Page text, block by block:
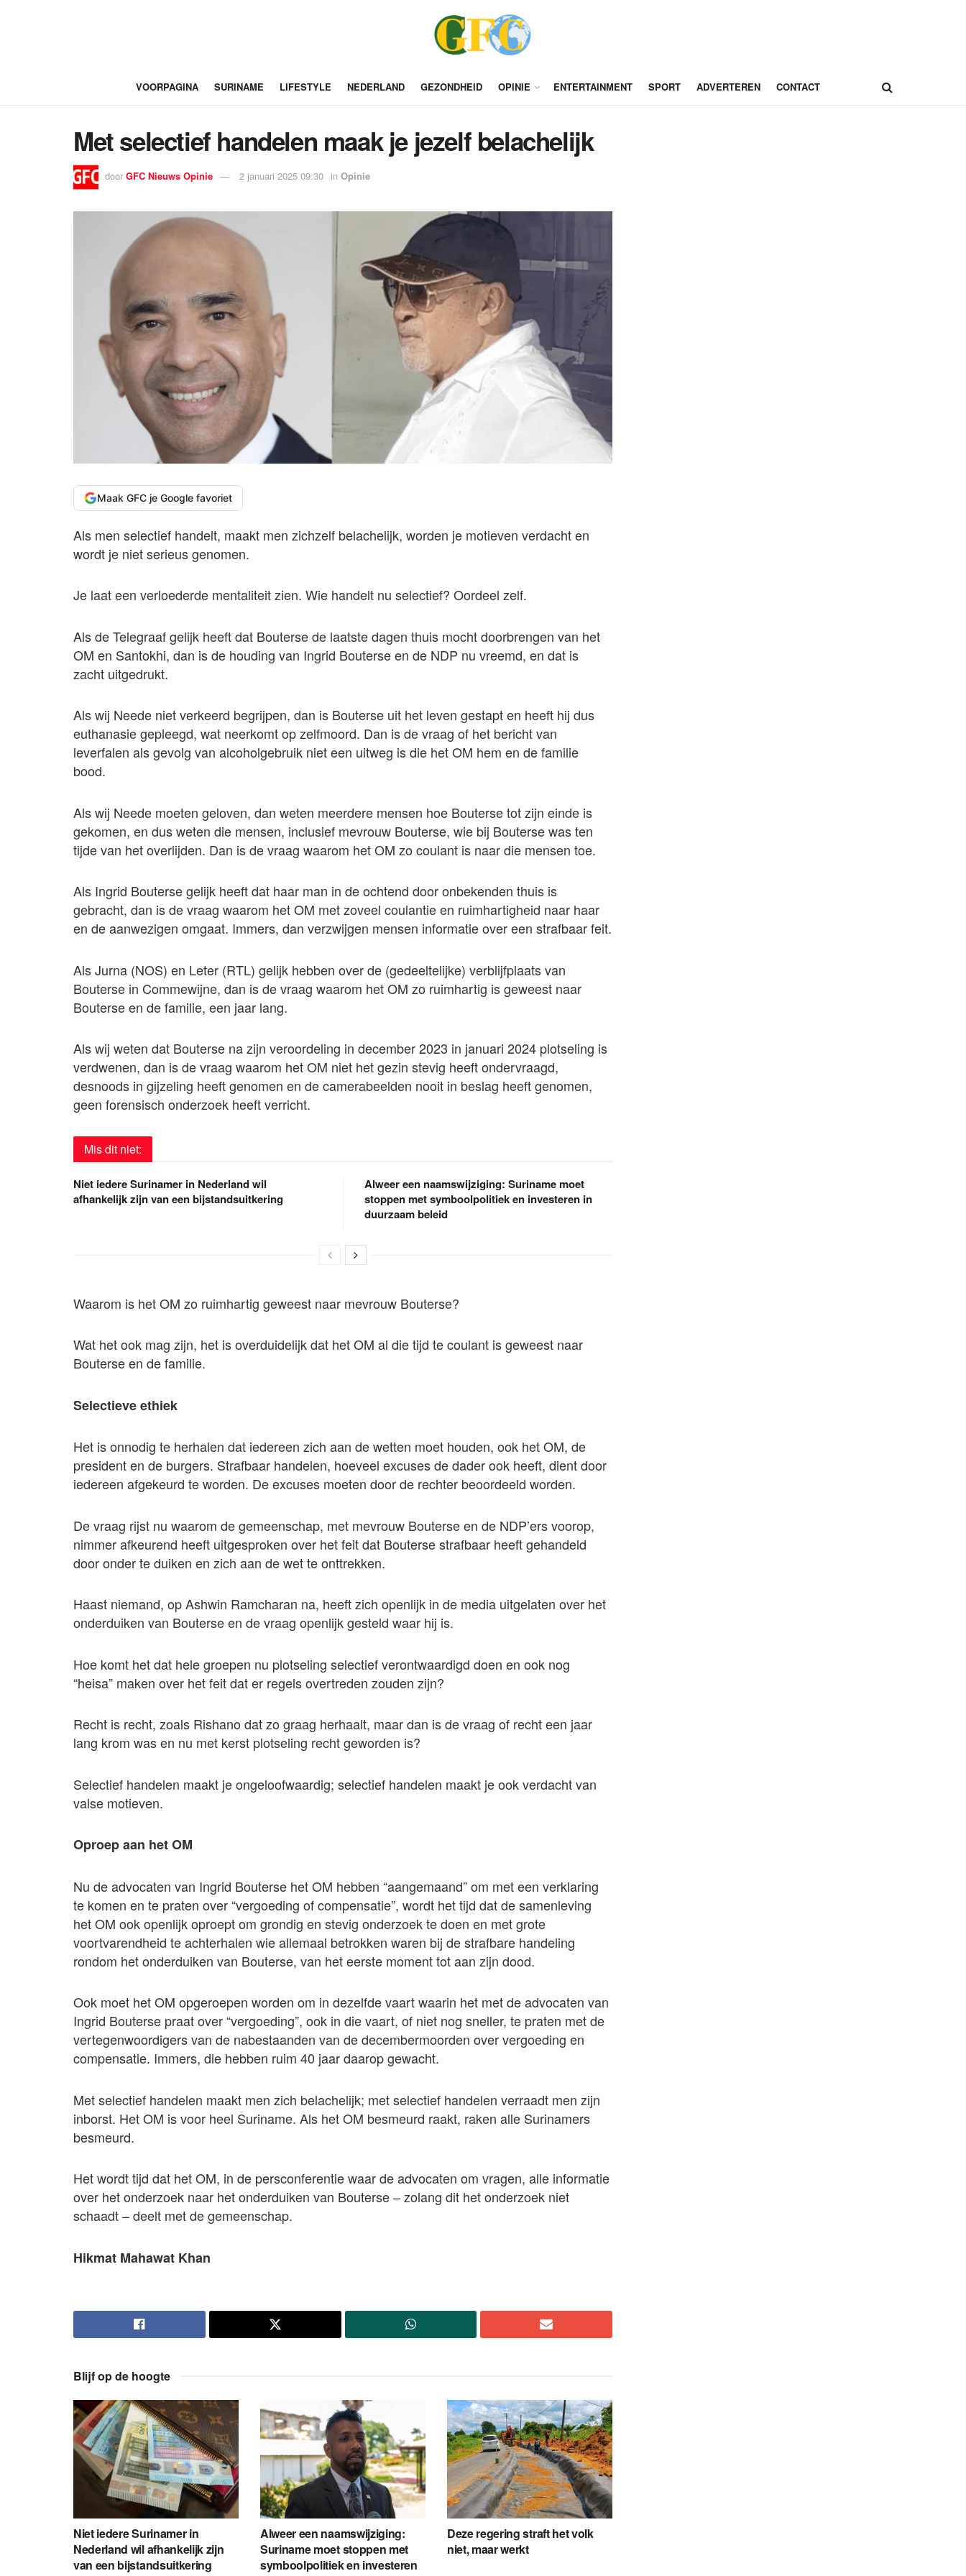
VOORPAGINA SURINAME LIFESTYLE NEDERLAND GEZONDHEID OPINIE ENTERTAINMENT SPORT ADVERTEREN CONTACT
Met selectief handelen maak je jezelf belachelijk
door GFC Nieuws Opinie 2 januari 2025 09:30 in Opinie
Maak GFC je Google favoriet
Als men selectief handelt, maakt men zichzelf belachelijk, worden je motieven verdacht en
wordt je niet serieus genomen.
Je laat een verloederde mentaliteit zien. Wie handelt nu selectief? Oordeel zelf.
Als de Telegraaf gelijk heeft dat Bouterse de laatste dagen thuis mocht doorbrengen van het
OM en Santokhi, dan is de houding van Ingrid Bouterse en de NDP nu vreemd, en dat is
zacht uitgedrukt.
Als wij Neede niet verkeerd begrijpen, dan is Bouterse uit het leven gestapt en heeft hij dus
euthanasie gepleegd, wat neerkomt op zelfmoord. Dan is de vraag of het bericht van
leverfalen als gevolg van alcoholgebruik niet een uitweg is die het OM hem en de familie
bood.
Als wij Neede moeten geloven, dan weten meerdere mensen hoe Bouterse tot zijn einde is
gekomen, en dus weten die mensen, inclusief mevrouw Bouterse, wie bij Bouterse was ten
tijde van het overlijden. Dan is de vraag waarom het OM zo coulant is naar die mensen toe.
Als Ingrid Bouterse gelijk heeft dat haar man in de ochtend door onbekenden thuis is
gebracht, dan is de vraag waarom het OM met zoveel coulantie en ruimhartigheid naar haar
en de aanwezigen omgaat. Immers, dan verzwijgen mensen informatie over een strafbaar feit.
Als Jurna (NOS) en Leter (RTL) gelijk hebben over de (gedeeltelijke) verblijfplaats van
Bouterse in Commewijne, dan is de vraag waarom het OM zo ruimhartig is geweest naar
Bouterse en de familie, een jaar lang.
Als wij weten dat Bouterse na zijn veroordeling in december 2023 in januari 2024 plotseling is
verdwenen, dan is de vraag waarom het OM niet het gezin stevig heeft ondervraagd,
desnoods in gijzeling heeft genomen en de camerabeelden nooit in beslag heeft genomen,
geen forensisch onderzoek heeft verricht.
Mis dit niet:
Niet iedere Surinamer in Nederland wil
afhankelijk zijn van een bijstandsuitkering
Alweer een naamswijziging: Suriname moet
stoppen met symboolpolitiek en investeren in
duurzaam beleid
Waarom is het OM zo ruimhartig geweest naar mevrouw Bouterse?
Wat het ook mag zijn, het is overduidelijk dat het OM al die tijd te coulant is geweest naar
Bouterse en de familie.
Selectieve ethiek
Het is onnodig te herhalen dat iedereen zich aan de wetten moet houden, ook het OM, de
president en de burgers. Strafbaar handelen, hoeveel excuses de dader ook heeft, dient door
iedereen afgekeurd te worden. De excuses moeten door de rechter beoordeeld worden.
De vraag rijst nu waarom de gemeenschap, met mevrouw Bouterse en de NDP’ers voorop,
nimmer afkeurend heeft uitgesproken over het feit dat Bouterse strafbaar heeft gehandeld
door onder te duiken en zich aan de wet te onttrekken.
Haast niemand, op Ashwin Ramcharan na, heeft zich openlijk in de media uitgelaten over het
onderduiken van Bouterse en de vraag openlijk gesteld waar hij is.
Hoe komt het dat hele groepen nu plotseling selectief verontwaardigd doen en ook nog
“heisa” maken over het feit dat er regels overtreden zouden zijn?
Recht is recht, zoals Rishano dat zo graag herhaalt, maar dan is de vraag of recht een jaar
lang krom was en nu met kerst plotseling recht geworden is?
Selectief handelen maakt je ongeloofwaardig; selectief handelen maakt je ook verdacht van
valse motieven.
Oproep aan het OM
Nu de advocaten van Ingrid Bouterse het OM hebben “aangemaand” om met een verklaring
te komen en te praten over “vergoeding of compensatie”, wordt het tijd dat de samenleving
het OM ook openlijk oproept om grondig en stevig onderzoek te doen en met grote
voortvarendheid te achterhalen wie allemaal betrokken waren bij de strafbare handeling
rondom het onderduiken van Bouterse, van het eerste moment tot aan zijn dood.
Ook moet het OM opgeroepen worden om in dezelfde vaart waarin het met de advocaten van
Ingrid Bouterse praat over “vergoeding”, ook in die vaart, of niet nog sneller, te praten met de
vertegenwoordigers van de nabestaanden van de decembermoorden over vergoeding en
compensatie. Immers, die hebben ruim 40 jaar daarop gewacht.
Met selectief handelen maakt men zich belachelijk; met selectief handelen verraadt men zijn
inborst. Het OM is voor heel Suriname. Als het OM besmeurd raakt, raken alle Surinamers
besmeurd.
Het wordt tijd dat het OM, in de persconferentie waar de advocaten om vragen, alle informatie
over het onderzoek naar het onderduiken van Bouterse – zolang dit het onderzoek niet
schaadt – deelt met de gemeenschap.
Hikmat Mahawat Khan
Blijf op de hoogte
Niet iedere Surinamer in
Nederland wil afhankelijk zijn
van een bijstandsuitkering
Alweer een naamswijziging:
Suriname moet stoppen met
symboolpolitiek en investeren
Deze regering straft het volk
niet, maar werkt